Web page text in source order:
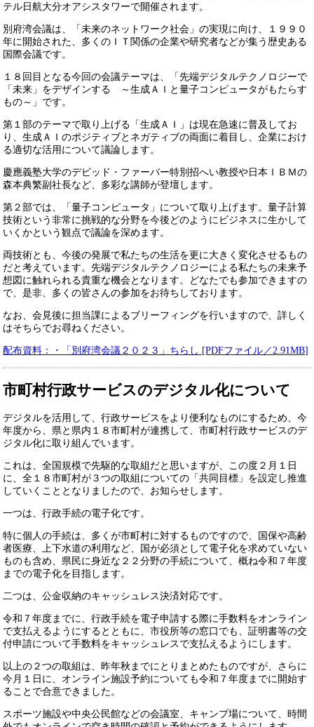
テル日航大分オアシスタワーで開催されます。
別府湾会議は、「未来のネットワーク社会」の実現に向け、１９９０
年に開始された、多くのＩＴ関係の企業や研究者などが集う歴史ある
国際会議です。
１８回目となる今回の会議テーマは、「先端デジタルテクノロジーで
「未来」をデザインする ～生成ＡＩと量子コンピュータがもたらす
もの～」です。
第１部のテーマで取り上げる「生成ＡＩ」は現在急速に普及してお
り、生成ＡＩのポジティブとネガティブの両面に着目し、企業におけ
る適切な活用について議論します。
慶應義塾大学のデビッド・ファーバー特別招へい教授や日本ＩＢＭの
森本典繁副社長など、多彩な講師が登壇します。
第２部では、「量子コンピュータ」について取り上げます。量子計算
技術という非常に挑戦的な分野を今後どのようにビジネスに生かして
いくかという観点で議論を深めます。
両技術とも、今後の発展で私たちの生活を更に大きく変化させるもの
だと考えています。先端デジタルテクノロジーによる私たちの未来予
想図に触れられる貴重な機会となります。どなたでも参加できますの
で、是非、多くの皆さんの参加をお待ちしております。
なお、会見後に担当課によるブリーフィングを行いますので、詳しく
はそちらでお尋ねください。
配布資料：・「別府湾会議２０２３」ちらし [PDFファイル／2.91MB]
市町村行政サービスのデジタル化について
デジタルを活用して、行政サービスをより便利なものにするため、今
年度から、県と県内１８市町村が連携して、市町村行政サービスのデ
ジタル化に取り組んでいます。
これは、全国規模で先駆的な取組だと思いますが、この度２月１日
に、全１８市町村が３つの取組についての「共同目標」を設定し推進
していくこととなりましたので、お知らせします。
一つは、行政手続の電子化です。
特に個人の手続は、多くが市町村に対するものですので、国保や高齢
者医療、上下水道の利用など、国が必須として電子化を求めていない
ものも含め、県民に身近な２２分野の手続について、概ね令和７年度
までの電子化を目指します。
二つは、公金収納のキャッシュレス決済対応です。
令和７年度までに、行政手続を電子申請する際に手数料をオンライン
で支払えるようにするとともに、市役所等の窓口でも、証明書等の交
付申請について手数料をキャッシュレスで支払えるようにします。
以上の２つの取組は、昨年秋までにとりまとめたものですが、さらに
今月１日に、オンライン施設予約についても令和７年度までに開始す
ることで合意できました。
スポーツ施設や中央公民館などの会議室、キャンプ場について、時間